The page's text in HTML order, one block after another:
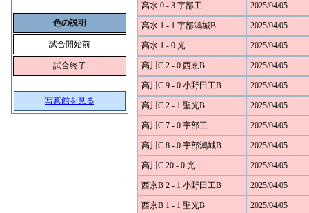
色の説明
試合開始前
試合終了
写真館を見る
高水 0 - 3 宇部工 2025/04/05
高水 1 - 1 宇部鴻城B 2025/04/05
高水 1 - 0 光 2025/04/05
高川C 2 - 0 西京B 2025/04/05
高川C 9 - 0 小野田工B 2025/04/05
高川C 2 - 1 聖光B 2025/04/05
高川C 7 - 0 宇部工 2025/04/05
高川C 8 - 0 宇部鴻城B 2025/04/05
高川C 20 - 0 光 2025/04/05
西京B 2 - 1 小野田工B 2025/04/05
西京B 1 - 1 聖光B 2025/04/05